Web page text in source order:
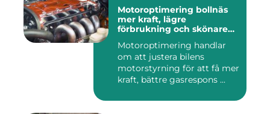
Motoroptimering bollnäs
mer kraft, lägre
förbrukning och skönare
Motoroptimering handlar
om att justera bilens
motorstyrning för att få mer
kraft, bättre gasrespons ...